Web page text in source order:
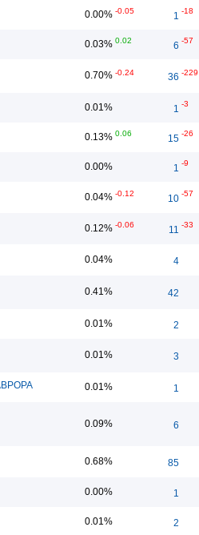
0.00% -0.05 1 -18
0.03% 0.02 6 -57
0.70% -0.24 36 -229
0.01% 1 -3
0.13% 0.06 15 -26
0.00% 1 -9
0.04% -0.12 10 -57
0.12% -0.06 11 -33
0.04% 4
0.41% 42
0.01% 2
0.01% 3
0.01% 1
0.09% 6
0.68% 85
0.00% 1
0.01% 2